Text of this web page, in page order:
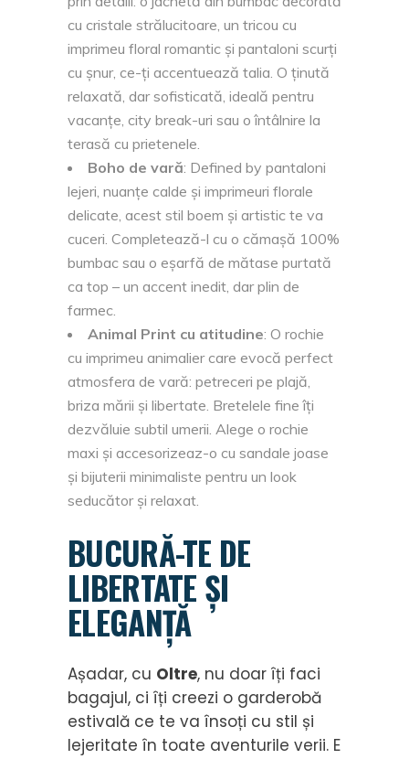
cu cristale strălucitoare, un tricou cu
imprimeu floral romantic și pantaloni scurți
cu șnur, ce-ți accentuează talia. O ținută
relaxată, dar sofisticată, ideală pentru
vacanțe, city break-uri sau o întâlnire la
terasă cu prietenele.
Boho de vară: Defined by pantaloni
lejeri, nuanțe calde și imprimeuri florale
delicate, acest stil boem și artistic te va
cuceri. Completează-l cu o cămașă 100%
bumbac sau o eșarfă de mătase purtată
ca top – un accent inedit, dar plin de
farmec.
Animal Print cu atitudine: O rochie
cu imprimeu animalier care evocă perfect
atmosfera de vară: petreceri pe plajă,
briza mării și libertate. Bretelele fine îți
dezvăluie subtil umerii. Alege o rochie
maxi și accesorizeaz-o cu sandale joase
și bijuterii minimaliste pentru un look
seducător și relaxat.
BUCURĂ-TE DE
LIBERTATE ȘI
ELEGANȚĂ
Așadar, cu Oltre, nu doar îți faci
bagajul, ci îți creezi o garderobă
estivală ce te va însoți cu stil și
lejeritate în toate aventurile verii. E